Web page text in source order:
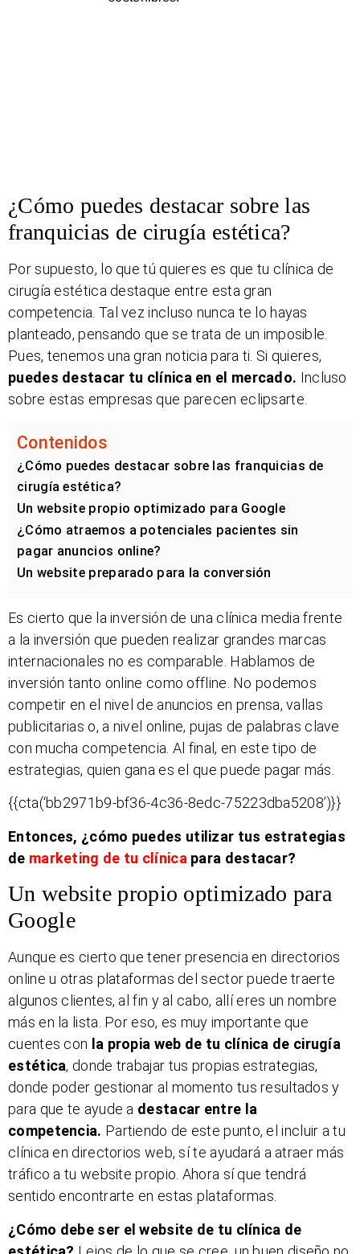
¿Cómo puedes destacar sobre las
franquicias de cirugía estética?
Por supuesto, lo que tú quieres es que tu clínica de
cirugía estética destaque entre esta gran
competencia. Tal vez incluso nunca te lo hayas
planteado, pensando que se trata de un imposible.
Pues, tenemos una gran noticia para ti. Si quieres,
puedes destacar tu clínica en el mercado. Incluso
sobre estas empresas que parecen eclipsarte.
Contenidos
¿Cómo puedes destacar sobre las franquicias de
cirugía estética?
Un website propio optimizado para Google
¿Cómo atraemos a potenciales pacientes sin
pagar anuncios online?
Un website preparado para la conversión
Es cierto que la inversión de una clínica media frente
a la inversión que pueden realizar grandes marcas
internacionales no es comparable. Hablamos de
inversión tanto online como offline. No podemos
competir en el nivel de anuncios en prensa, vallas
publicitarias o, a nivel online, pujas de palabras clave
con mucha competencia. Al final, en este tipo de
estrategias, quien gana es el que puede pagar más.
{{cta(‘bb2971b9-bf36-4c36-8edc-75223dba5208’)}}
Entonces, ¿cómo puedes utilizar tus estrategias
de marketing de tu clínica para destacar?
Un website propio optimizado para
Google
Aunque es cierto que tener presencia en directorios
online u otras plataformas del sector puede traerte
algunos clientes, al fin y al cabo, allí eres un nombre
más en la lista. Por eso, es muy importante que
cuentes con la propia web de tu clínica de cirugía
estética, donde trabajar tus propias estrategias,
donde poder gestionar al momento tus resultados y
para que te ayude a destacar entre la
competencia. Partiendo de este punto, el incluir a tu
clínica en directorios web, sí te ayudará a atraer más
tráfico a tu website propio. Ahora sí que tendrá
sentido encontrarte en estas plataformas.
¿Cómo debe ser el website de tu clínica de